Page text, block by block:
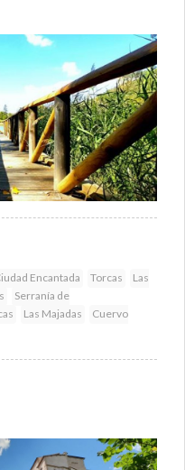
Encantada Torcas
Las
Serranía de
Las Majadas
Cuervo